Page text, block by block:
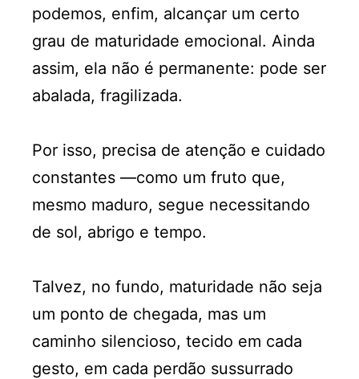
podemos, enfim, alcançar um certo
grau de maturidade emocional. Ainda
assim, ela não é permanente: pode ser
abalada, fragilizada.
Por isso, precisa de atenção e cuidado
constantes —como um fruto que,
mesmo maduro, segue necessitando
de sol, abrigo e tempo.
Talvez, no fundo, maturidade não seja
um ponto de chegada, mas um
caminho silencioso, tecido em cada
gesto, em cada perdão sussurrado